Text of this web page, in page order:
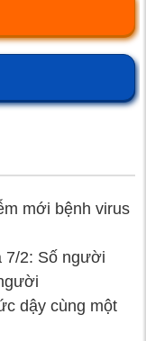
mới bệnh virus
7/2: Số người
dậy cùng một